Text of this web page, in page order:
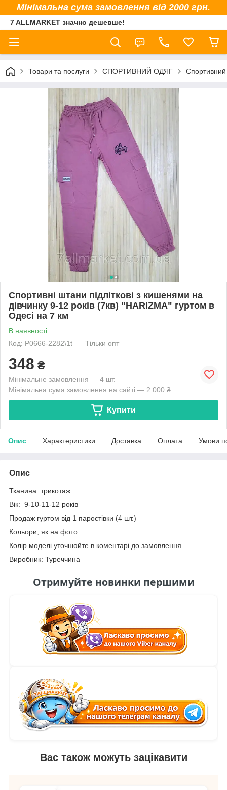
Мінімальна сума замовлення від 2000 грн.
7 ALLMARKET значно дешевше!
Товари та послуги СПОРТИВНИЙ ОДЯГ Спортивний
Спортивні штани підліткові з кишенями на
дівчинку 9-12 років (7кв) "HARIZMA" гуртом в
Одесі на 7 км
В наявності
Код: P0666-2282\1t
Тільки опт
348 ₴
Мінімальне замовлення — 4 шт.
Мінімальна сума замовлення на сайті — 2 000 ₴
Купити
Опис Характеристики Доставка Оплата Умови
Опис
Тканина: трикотаж
Вік: 9-10-11-12 років
Продаж гуртом від 1 паростівки (4 шт.)
Кольори, як на фото.
Колір моделі уточнюйте в коментарі до замовлення.
Виробник: Туреччина
Отримуйте новинки першими
Вас також можуть зацікавити